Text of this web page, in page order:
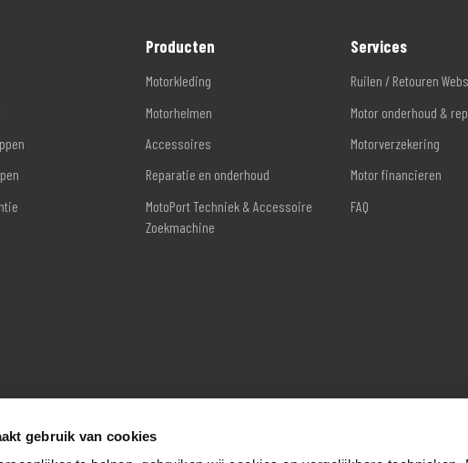
gebruik van cookies
Producten
Motorkleding
Motorhelmen
Accessoires
Reparatie en onderhoud
MotoPort Techniek & Accessoire
Zoekmachine
Services
Ruilen / Retouren
Motor onderhoud &
Motorverzekering
Motor financieren
FAQ